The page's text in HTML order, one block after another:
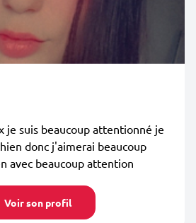
je suis beaucoup attentionné je
donc j'aimerai beaucoup
avec beaucoup attention
Voir son profil